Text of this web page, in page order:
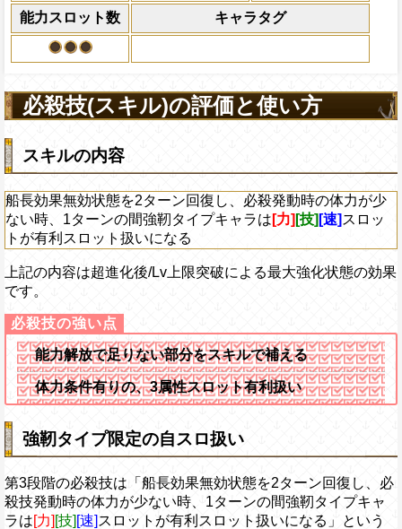
能力スロット数 キャラタグえている時、体力満
になる)、全プレイヤ
アクション
を30%下げ、斬撃タ
げる
必殺技(スキル)の評価と使い方
スキルの内容
船長効果無効状態を2ターン回復し、必殺発動時の体力が少
ない時、1ターンの間強靭タイプキャラは [力] [技] [速] スロッ
トが有利スロット扱いになる
上記の内容は超進化後/Lv上限突破による最大強化状態の効果
です。
能力解放で足りない部分をスキルで補える
体力条件有りの、3属性スロット有利扱い
強靭タイプ限定の自スロ扱い
第3段階の必殺技は「船長効果無効状態を2ターン回復し、必
殺技発動時の体力が少ない時、1ターンの間強靭タイプキャ
ラは[力] [技] [速] スロットが有利スロット扱いになる」という